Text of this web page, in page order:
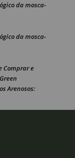
da mosca-
da mosca-
Comprar e
Arenosos: